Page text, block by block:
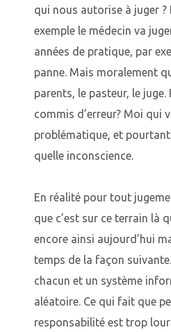
qui nous autorise à juger
exemple le médecin va
années de pratique, par
panne. Mais moralement
parents, le pasteur, le
commis d’erreur? Moi qui
problématique, et pourtant
quelle inconscience.
En réalité pour tout
que c’est sur ce terrain là
encore ainsi aujourd’hui
temps de la façon
chacun et un système
aléatoire. Ce qui fait que
responsabilité est trop